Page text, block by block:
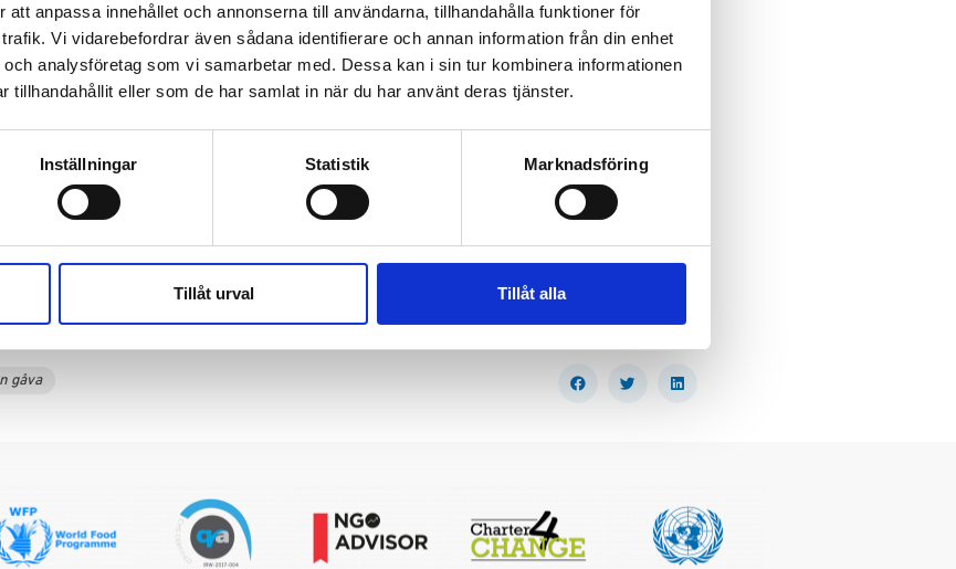
att anpassa innehållet och annonserna till användarna, tillhandahålla funktioner för
Vi vidarebefordrar även sådana identifierare och annan information från din enhet
analysföretag som vi samarbetar med. Dessa kan i sin tur kombinera informationen
tillhandahållit eller som de har samlat in när du har använt deras tjänster.
Inställningar Statistik Marknadsföring
Tillåt urval Tillåt alla
sadaqa?
gåva